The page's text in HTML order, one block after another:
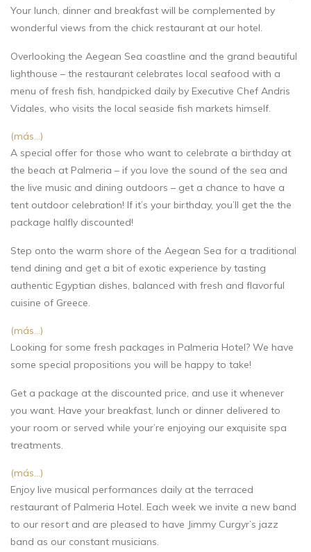
Your lunch, dinner and breakfast will be complemented by
wonderful views from the chick restaurant at our hotel.
Overlooking the Aegean Sea coastline and the grand beautiful
lighthouse – the restaurant celebrates local seafood with a
menu of fresh fish, handpicked daily by Executive Chef Andris
Vidales, who visits the local seaside fish markets himself.
(más…)
A special offer for those who want to celebrate a birthday at
the beach at Palmeria – if you love the sound of the sea and
the live music and dining outdoors – get a chance to have a
tent outdoor celebration! If it’s your birthday, you’ll get the the
package halfly discounted!
Step onto the warm shore of the Aegean Sea for a traditional
tend dining and get a bit of exotic experience by tasting
authentic Egyptian dishes, balanced with fresh and flavorful
cuisine of Greece.
(más…)
Looking for some fresh packages in Palmeria Hotel? We have
some special propositions you will be happy to take!
Get a package at the discounted price, and use it whenever
you want. Have your breakfast, lunch or dinner delivered to
your room or served while your’re enjoying our exquisite spa
treatments.
(más…)
Enjoy live musical performances daily at the terraced
restaurant of Palmeria Hotel. Each week we invite a new band
to our resort and are pleased to have Jimmy Curgyr’s jazz
band as our constant musicians.